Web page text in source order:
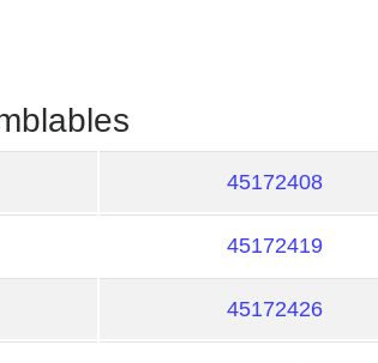
45172408
45172419
45172426